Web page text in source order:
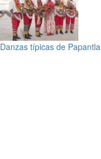
Danzas típicas de Papantla